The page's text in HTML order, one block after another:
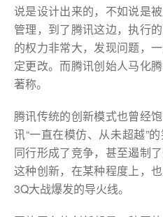
说是设计出来的，不如说是
管理，到了腾讯这边，执行
的权力非常大，发现问题，
定更改。而腾讯创始人马化
著称。
腾讯传统的创新模式也曾经
讯“一直在模仿、从未超越”
同行形成了竞争，甚至遏制
这种创新，在某种程度上，
3Q大战爆发的导火线。